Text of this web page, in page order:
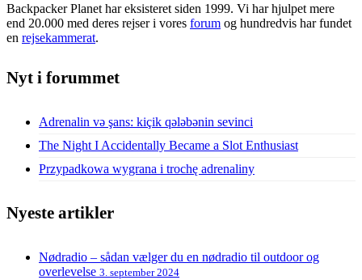
Backpacker Planet har eksisteret siden 1999. Vi har hjulpet mere
end 20.000 med deres rejser i vores forum og hundredvis har fundet
en rejsekammerat.
Nyt i forummet
Adrenalin və şans: kiçik qələbənin sevinci
The Night I Accidentally Became a Slot Enthusiast
Przypadkowa wygrana i trochę adrenaliny
Nyeste artikler
Nødradio – sådan vælger du en nødradio til outdoor og
overlevelse 3. september 2024